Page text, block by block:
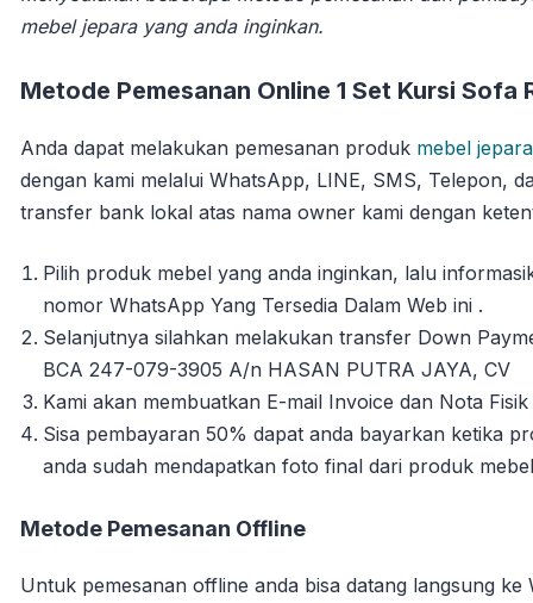
mebel jepara yang anda inginkan.
Metode Pemesanan Online 1 Set Kursi Sofa
Anda dapat melakukan pemesanan produk mebel jepara
dengan kami melalui WhatsApp, LINE, SMS, Telepon,
transfer bank lokal atas nama owner kami dengan
Pilih produk mebel yang anda inginkan, lalu
nomor WhatsApp Yang Tersedia Dalam Web ini .
Selanjutnya silahkan melakukan transfer Down
BCA 247-079-3905 A/n HASAN PUTRA JAYA, CV
Kami akan membuatkan E-mail Invoice dan Nota
Sisa pembayaran 50% dapat anda bayarkan ketika
anda sudah mendapatkan foto final dari produk
Metode Pemesanan Offline
Untuk pemesanan offline anda bisa datang langsung